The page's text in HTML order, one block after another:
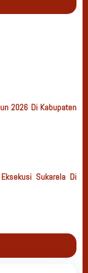
2026 Di Kabupaten
Sukarela Di